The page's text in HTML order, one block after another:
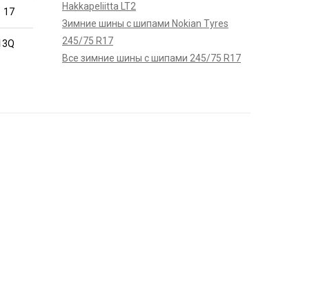
17
Hakkapeliitta LT2
Зимние шины с шипами Nokian Tyres
245/75 R17
Все зимние шины с шипами 245/75 R17